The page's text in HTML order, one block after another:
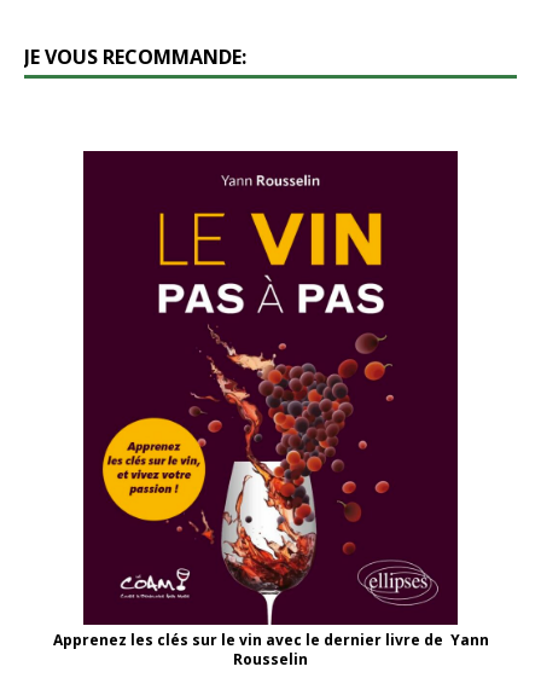
JE VOUS RECOMMANDE:
Apprenez les clés sur le vin avec le dernier livre de Yann
Rousselin